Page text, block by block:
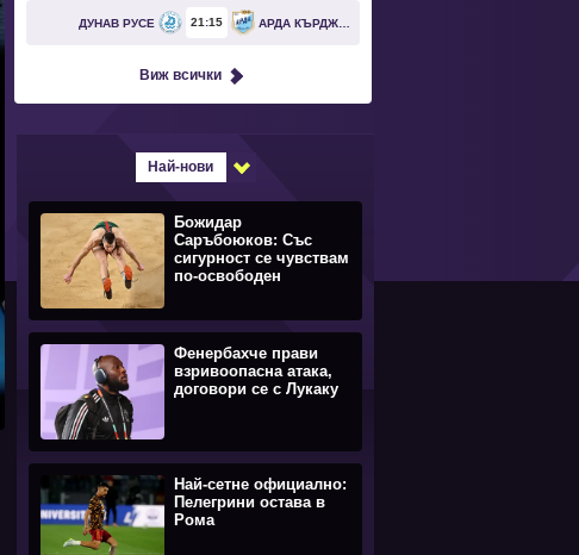
ДУНАВ РУСЕ 21 15
Виж всички
Най-нови
Божидар
Саръбоюков: Със
сигурност се чувствам
по-освободен
Фенербахче прави
взривоопасна атака,
договори се с Лукаку
Най-сетне официално:
Пелегрини остава в
Рома